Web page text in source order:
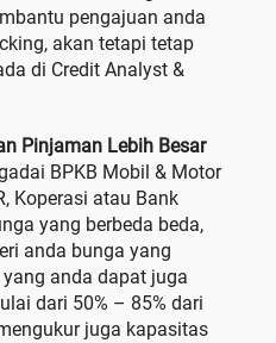
pengajuan anda
akan tetapi tetap
di Credit Analyst &
Pinjaman Lebih Besar
BPKB Mobil & Motor
Koperasi atau Bank
yang berbeda beda,
anda bunga yang
anda dapat juga
dari 50% – 85% dari
juga kapasitas